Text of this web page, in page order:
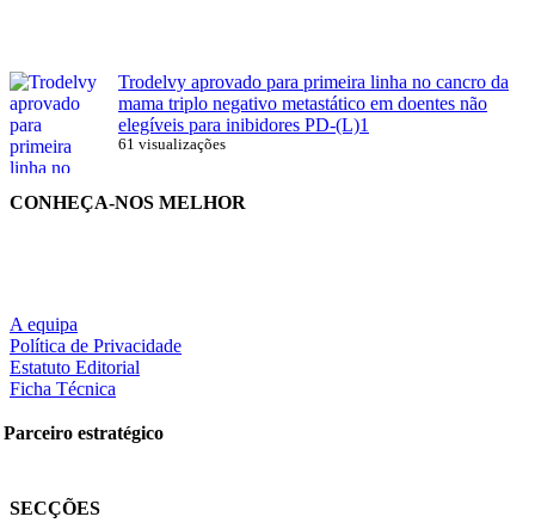
Trodelvy aprovado para primeira linha no cancro da
mama triplo negativo metastático em doentes não
elegíveis para inibidores PD-(L)1
61 visualizações
CONHEÇA-NOS MELHOR
A equipa
Política de Privacidade
Estatuto Editorial
Ficha Técnica
Parceiro estratégico
SECÇÕES